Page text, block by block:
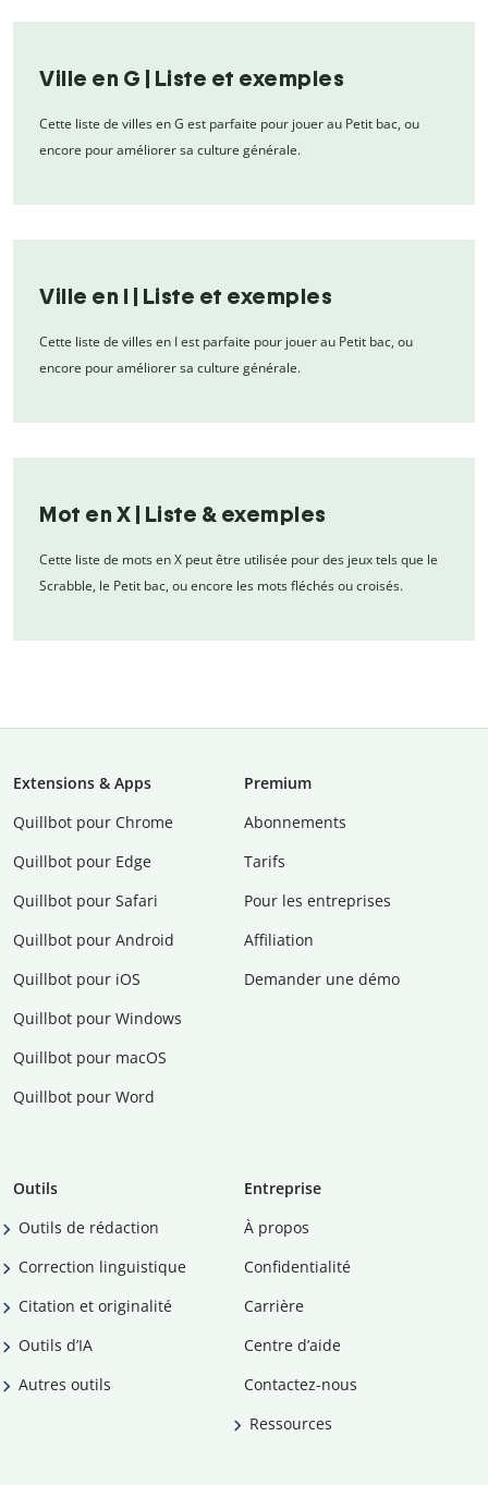
Ville en G | Liste et exemples
Cette liste de villes en G est parfaite pour jouer au Petit bac, ou
encore pour améliorer sa culture générale.
Ville en I | Liste et exemples
Cette liste de villes en I est parfaite pour jouer au Petit bac, ou
encore pour améliorer sa culture générale.
Mot en X | Liste & exemples
Cette liste de mots en X peut être utilisée pour des jeux tels que le
Scrabble, le Petit bac, ou encore les mots fléchés ou croisés.
Extensions & Apps
Quillbot pour Chrome
Quillbot pour Edge
Quillbot pour Safari
Quillbot pour Android
Quillbot pour iOS
Quillbot pour Windows
Quillbot pour macOS
Quillbot pour Word
Premium
Abonnements
Tarifs
Pour les entreprises
Affiliation
Demander une démo
Outils
Outils de rédaction
Correction linguistique
Citation et originalité
Outils d’IA
Autres outils
Entreprise
À propos
Confidentialité
Carrière
Centre d’aide
Contactez-nous
Ressources